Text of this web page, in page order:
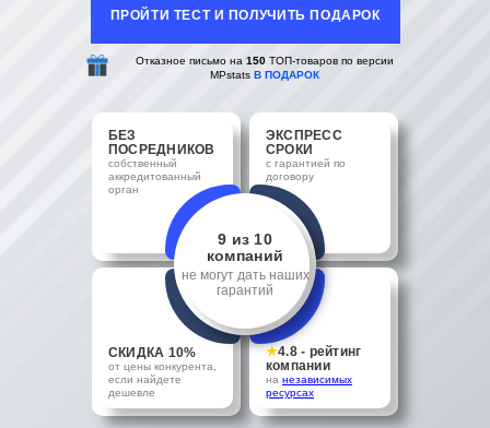
ПРОЙТИ ТЕСТ И ПОЛУЧИТЬ ПОДАРОК
Отказное письмо на 150ТОП-товаров по версии
MPstats В ПОДАРОК
БЕЗ
ПОСРЕДНИКОВ
собственный
аккредитованный
орган
ЭКСПРЕСС
СРОКИ
с гарантией по
договору
9 из 10
компаний
не могут дать наших
гарантий
СКИДКА 10%
от цены конкурента,
если найдете
дешевле
★4.8 - рейтинг
компании
на независимых
ресурсах